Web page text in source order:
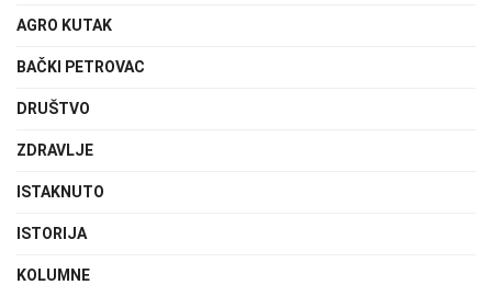
AGRO KUTAK
BAČKI PETROVAC
DRUŠTVO
ZDRAVLJE
ISTAKNUTO
ISTORIJA
KOLUMNE